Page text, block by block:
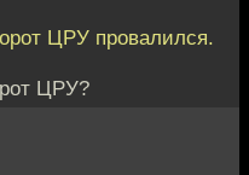
ЦРУ провалился.
ЦРУ?